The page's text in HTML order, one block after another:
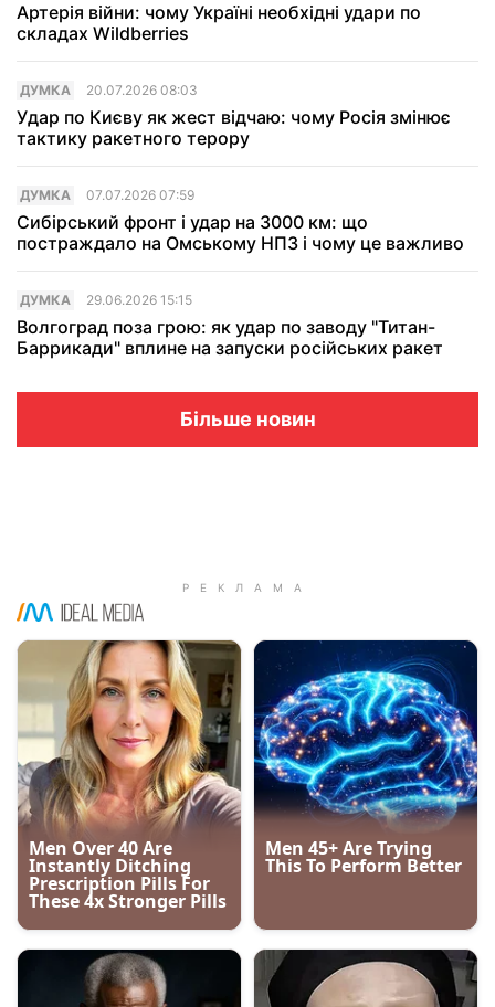
Артерія війни: чому Україні необхідні удари по
складах Wildberries
ДУМКА 20.07.2026 08:03
Удар по Києву як жест відчаю: чому Росія змінює
тактику ракетного терору
ДУМКА 07.07.2026 07:59
Сибірський фронт і удар на 3000 км: що
постраждало на Омському НПЗ і чому це важливо
ДУМКА 29.06.2026 15:15
Волгоград поза грою: як удар по заводу "Титан-
Баррикади" вплине на запуски російських ракет
Більше новин